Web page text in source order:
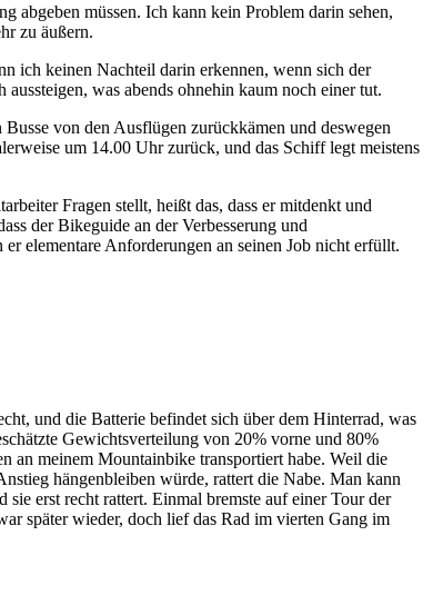
abgeben müssen. Ich kann kein Problem darin sehen,
zu äußern.
ich keinen Nachteil darin erkennen, wenn sich der
was abends ohnehin kaum noch einer tut.
von den Ausflügen zurückkämen und deswegen
um 14.00 Uhr zurück, und das Schiff legt meistens
Fragen stellt, heißt das, dass er mitdenkt und
der Bikeguide an der Verbesserung und
elementare Anforderungen an seinen Job nicht erfüllt.
und die Batterie befindet sich über dem Hinterrad, was
Gewichtsverteilung von 20% vorne und 80%
an meinem Mountainbike transportiert habe. Weil die
hängenbleiben würde, rattert die Nabe. Man kann
erst recht rattert. Einmal bremste auf einer Tour der
später wieder, doch lief das Rad im vierten Gang im